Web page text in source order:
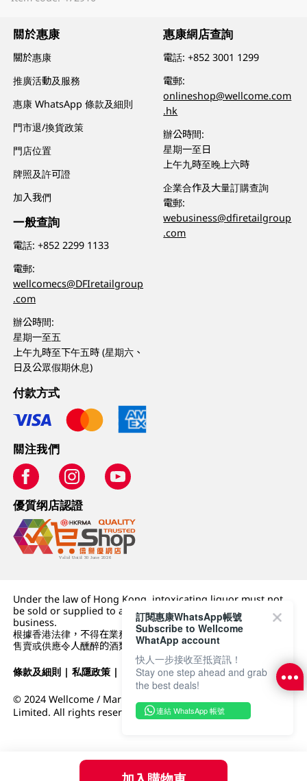
關於惠康
關於惠康
推廣活動及服務
惠康 WhatsApp 條款及細則
門市退/換貨政策
門店位置
牌照及許可證
加入我們
一般查詢
電話:+852 2299 1133
電郵:
wellcomecs@DFIretailgroup
.com
辦公時間:
星期一至五
上午九時至下午五時 (星期六、
日及公眾假期休息)
惠康網店查詢
電話:+852 3001 1299
電郵:
onlineshop@wellcome.com
.hk
辦公時間:
星期一至日
上午九時至晚上六時
企業合作及大量訂購查詢
電郵:
webusiness@dfiretailgroup
.com
付款方式
關注我們
優質纲店認證
Under the law of Hong Kong, intoxicating liquor must not
be sold or supplied to a minor (under 18) in the course of
business.
根據香港法律，不得在業務過程中，向未成年人 (18 歲以下人士)
售賣或供應令人醺醉的酒類。
條款及細則 |私隱政策 | DFI零售集團
© 2024 Wellcome / Market Place. The Dairy Farm Company
Limited. All rights reserved.
訂閱惠康WhatsApp帳號
Subscribe to Wellcome
WhatApp account
快人一步接收至抵資訊！
Stay one step ahead and grab
the best deals!
連結 WhatsApp 帳號